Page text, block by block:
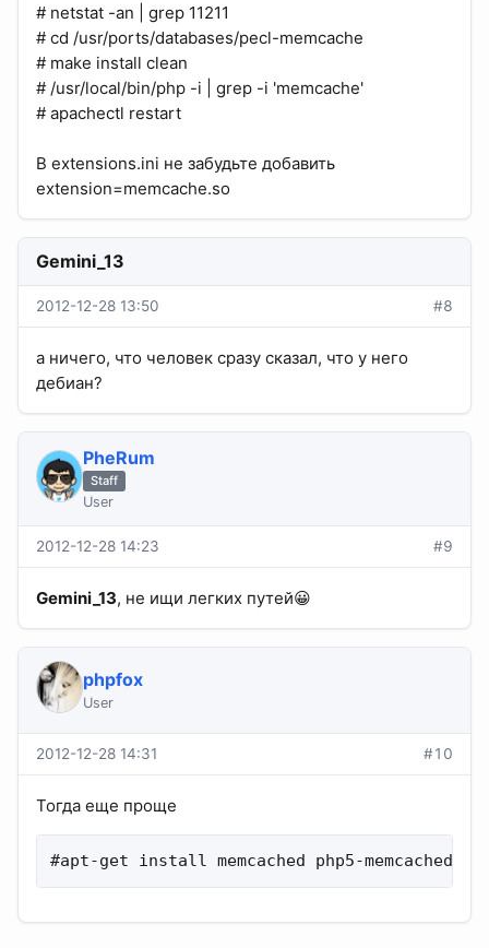
# netstat -an | grep 11211
# cd /usr/ports/databases/pecl-memcache
# make install clean
# /usr/local/bin/php -i | grep -i 'memcache'
# apachectl restart
В extensions.ini не забудьте добавить
extension=memcache.so
Gemini_13
2012-12-28 13:50 #8
а ничего, что человек сразу сказал, что у него
дебиан?
PheRum
Staff
User
2012-12-28 14:23 #9
Gemini_13, не ищи легких путей😀
phpfox
User
2012-12-28 14:31 #10
Тогда еще проще
#apt-get install memcached php5-memcached